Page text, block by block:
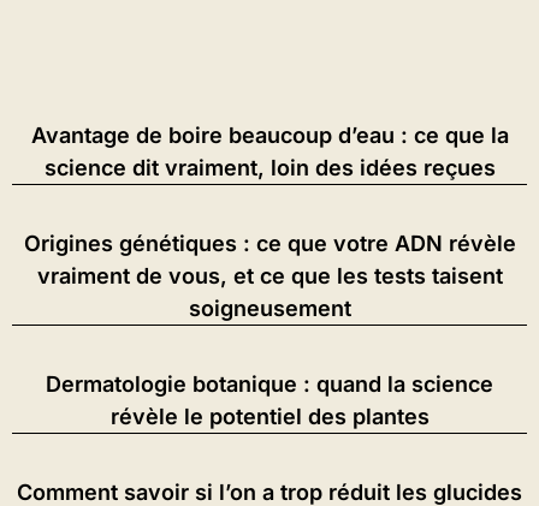
Avantage de boire beaucoup d’eau : ce que la
science dit vraiment, loin des idées reçues
Origines génétiques : ce que votre ADN révèle
vraiment de vous, et ce que les tests taisent
soigneusement
Dermatologie botanique : quand la science
révèle le potentiel des plantes
Comment savoir si l’on a trop réduit les glucides